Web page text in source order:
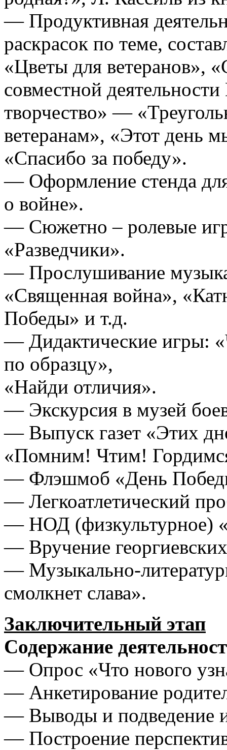
— Продуктивная
раскрасок по теме,
«Цветы для ветеранов»,
совместной
творчество» —
ветеранам», «Этот день
«Спасибо за победу».
— Оформление стенда
о войне».
— Сюжетно – ролевые
«Разведчики».
— Прослушивание
«Священная война»,
Победы» и т.д.
— Дидактические игры:
по образцу»,
«Найди отличия».
— Экскурсия в музей
— Выпуск газет «Этих
«Помним! Чтим!
— Флэшмоб «День
— Легкоатлетический
— НОД (физкультурное)
— Вручение
— Музыкально-
смолкнет слава».
Заключительный этап
Содержание
— Опрос «Что нового
— Анкетирование
— Выводы и подведение
— Построение